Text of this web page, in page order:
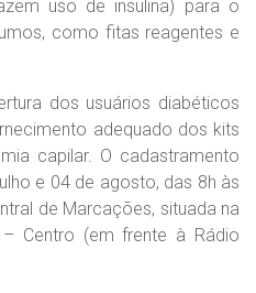
uso de insulina) para o
como fitas reagentes e
dos usuários diabéticos
adequado dos kits
capilar. O cadastramento
e 04 de agosto, das 8h às
de Marcações, situada na
Centro (em frente à Rádio